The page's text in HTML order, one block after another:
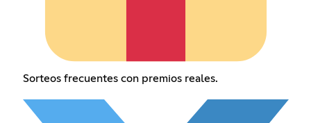
Sorteos frecuentes con premios reales.